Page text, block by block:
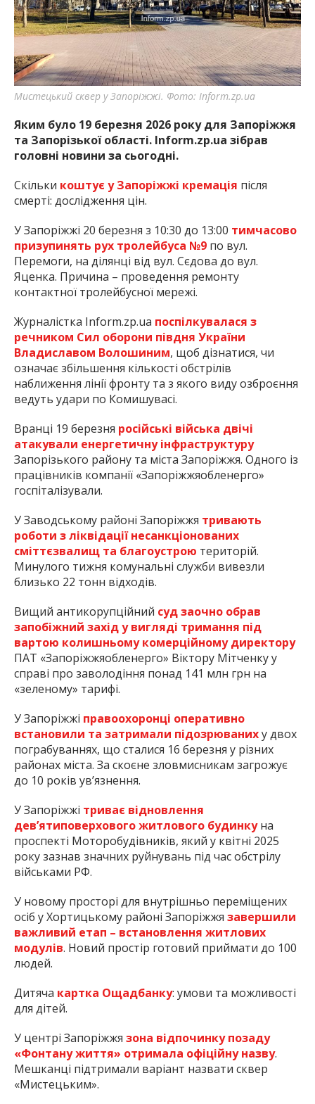
найважливішу інформацію про події
міста Запоріжжя та області.
Мистецький сквер у Запоріжжі. Фото: Inform.zp.ua
Яким було 19 березня 2026 року для Запоріжжя
та Запорізької області. Inform.zp.ua зібрав
головні новини за сьогодні.
Скільки коштує у Запоріжжі кремація після
смерті: дослідження цін.
У Запоріжжі 20 березня з 10:30 до 13:00 тимчасово
призупинять рух тролейбуса №9 по вул.
Перемоги, на ділянці від вул. Сєдова до вул.
Яценка. Причина – проведення ремонту
контактної тролейбусної мережі.
Журналістка Inform.zp.ua поспілкувалася з
речником Сил оборони півдня України
Владиславом Волошиним, щоб дізнатися, чи
означає збільшення кількості обстрілів
наближення лінії фронту та з якого виду озброєння
ведуть удари по Комишувасі.
Вранці 19 березня російські війська двічі
атакували енергетичну інфраструктуру
Запорізького району та міста Запоріжжя. Одного із
працівників компанії «Запоріжжяобленерго»
госпіталізували.
У Заводському районі Запоріжжя тривають
роботи з ліквідації несанкціонованих
сміттєзвалищ та благоустрою територій.
Минулого тижня комунальні служби вивезли
близько 22 тонн відходів.
Вищий антикорупційний суд заочно обрав
запобіжний захід у вигляді тримання під
вартою колишньому комерційному директору
ПАТ «Запоріжжяобленерго» Віктору Мітченку у
справі про заволодіння понад 141 млн грн на
«зеленому» тарифі.
У Запоріжжі правоохоронці оперативно
встановили та затримали підозрюваниху двох
пограбуваннях, що сталися 16 березня у різних
районах міста. За скоєне зловмисникам загрожує
до 10 років ув’язнення.
У Запоріжжі триває відновлення
дев’ятиповерхового житлового будинкуна
проспекті Моторобудівників, який у квітні 2025
року зазнав значних руйнувань під час обстрілу
військами РФ.
У новому просторі для внутрішньо переміщених
осіб у Хортицькому районі Запоріжжя завершили
важливий етап – встановлення житлових
модулів. Новий простір готовий приймати до 100
людей.
Дитяча картка Ощадбанку: умови та можливості
для дітей.
У центрі Запоріжжя зона відпочинку позаду
«Фонтану життя» отримала офіційну назву.
Мешканці підтримали варіант назвати сквер
«Мистецьким».